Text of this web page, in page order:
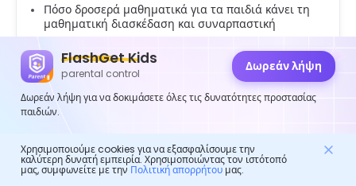
Πόσο δροσερά μαθηματικά για τα παιδιά κάνει τη
μαθηματική διασκέδαση και συναρπαστική
Κατανόηση του σκύλου: Οδηγός γονέα για την
ταινίαFlashGet Kids
parental control
Δωρεάν λήψη
Δωρεάν λήψη για να δοκιμάσετε όλες τις δυνατότητες προστασίας
παιδιών.
Χρησιμοποιούμε cookies για να εξασφαλίσουμε την
καλύτερη δυνατή εμπειρία. Χρησιμοποιώντας τον ιστότοπό
μας, συμφωνείτε με την Πολιτική απορρήτουμας.